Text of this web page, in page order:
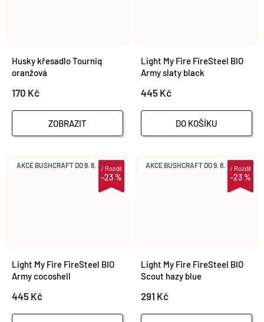
Husky křesadlo Tourniq
oranžová
170 Kč
ZOBRAZIT
Light My Fire FireSteel BIO
Army slaty black
445 Kč
DO KOŠÍKU
AKCE BUSHCRAFT DO 9. 8.
–23 %
iRozdíl
Light My Fire FireSteel BIO
Army cocoshell
445 Kč
AKCE BUSHCRAFT DO 9. 8.
–23 %
iRozdíl
Light My Fire FireSteel BIO
Scout hazy blue
291 Kč